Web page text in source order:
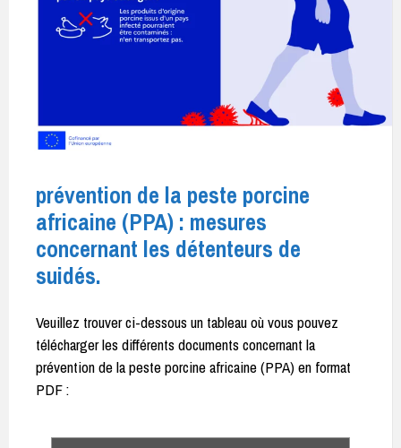
prévention de la peste porcine
africaine (PPA) : mesures
concernant les détenteurs de
suidés.
Veuillez trouver ci-dessous un tableau où vous pouvez
télécharger les différents documents concernant la
prévention de la peste porcine africaine (PPA) en format
PDF :